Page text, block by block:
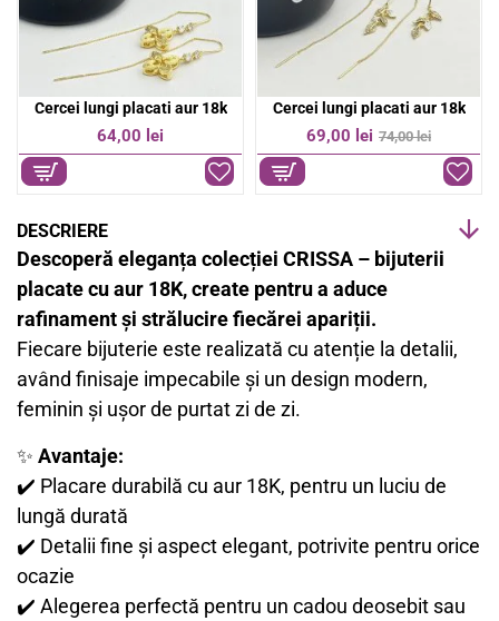
-7%
lungi placati aur 18k
69,00 lei 74,00 lei
Cercei lungi placati aur 18K cu design multistrat si pietre stralucitoare
47,00 lei
DESCRIERE
Descoperă eleganța colecției CRISSA – bijuterii
placate cu aur 18K, create pentru a aduce
rafinament și strălucire fiecărei apariții.
Fiecare bijuterie este realizată cu atenție la detalii,
având finisaje impecabile și un design modern,
feminin și ușor de purtat zi de zi.
✨ Avantaje:
✔️ Placare durabilă cu aur 18K, pentru un luciu de
lungă durată
✔️ Detalii fine și aspect elegant, potrivite pentru orice
ocazie
✔️ Alegerea perfectă pentru un cadou deosebit sau